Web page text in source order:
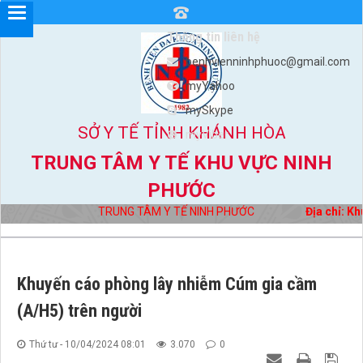
SỞ Y TẾ TỈNH KHÁNH HÒA
TRUNG TÂM Y TẾ KHU VỰC NINH
PHƯỚC
TRUNG TÂM Y TẾ NINH PHƯỚC Địa chỉ: Khu
Thông tin liên hệ
benhvienninhphuoc@gmail.com
myYahoo
mySkype
myViber
Khuyến cáo phòng lây nhiễm Cúm gia cầm
(A/H5) trên người
Thứ tư - 10/04/2024 08:01 3.070 0